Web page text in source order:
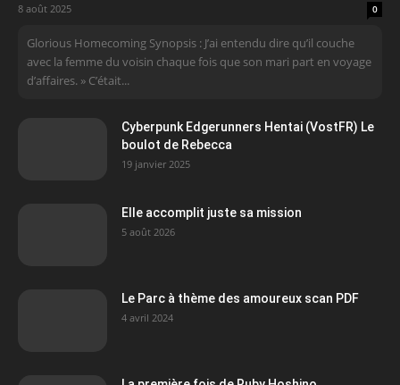
8 août 2025 0
Glorious Homecoming Synopsis : J’ai entendu dire qu’il couche
avec la femme du voisin chaque fois que son mari part en voyage
d’affaires. » C’était...
Cyberpunk Edgerunners Hentai (VostFR) Le
boulot de Rebecca
19 janvier 2025
Elle accomplit juste sa mission
5 août 2026
Le Parc à thème des amoureux scan PDF
4 avril 2024